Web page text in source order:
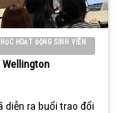
HOẠT ĐỘNG SINH VIÊN
Wellington
diễn ra buổi trao đổi